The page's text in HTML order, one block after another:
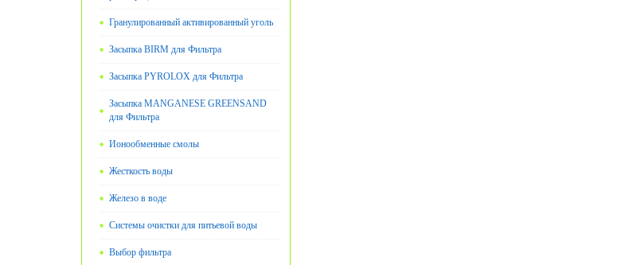
Гранулированный активированный уголь
Засыпка BIRM для Фильтра
Засыпка PYROLOX для Фильтра
Засыпка MANGANESE GREENSAND
для Фильтра
Ионообменные смолы
Жесткость воды
Железо в воде
Системы очистки для питьевой воды
Выбор фильтра